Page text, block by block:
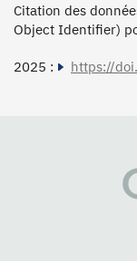
Citation des
Object Identifier)
2025 : https://